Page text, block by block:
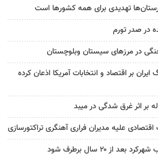
تهدیدی برای همه کشورها است
در صدر تورم
بر اقتصاد و انتخابات آمریکا اذعان کرده
بر اثر غرق شدگی در میبد
علیه مدیران فراری آهنگری تراکتورسازی
از ۲۰ سال برطرف شود